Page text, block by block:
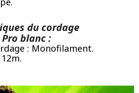
du cordage
blanc :
: Monofilament.